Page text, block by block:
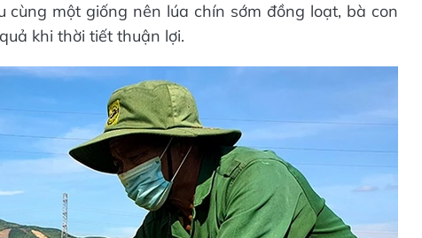
một giống nên lúa chín sớm đồng loạt, bà con
khi thời tiết thuận lợi.